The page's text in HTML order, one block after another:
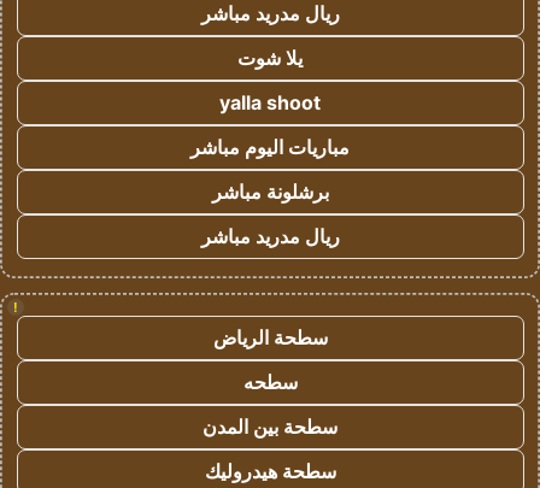
ريال مدريد مباشر
يلا شوت
yalla shoot
مباريات اليوم مباشر
برشلونة مباشر
ريال مدريد مباشر
!
سطحة الرياض
سطحه
سطحة بين المدن
سطحة هيدروليك